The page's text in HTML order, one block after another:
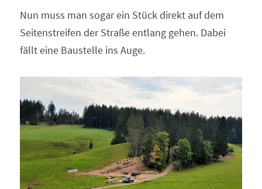
Nun muss man sogar ein Stück direkt auf dem
Seitenstreifen der Straße entlang gehen. Dabei
fällt eine Baustelle ins Auge.